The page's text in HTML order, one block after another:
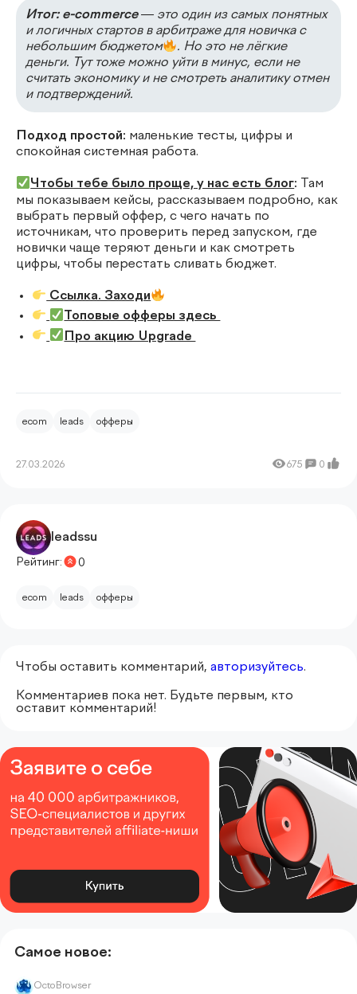
Итог: e-commerce— это один из самых понятных
и логичных стартов в арбитраже для новичка с
небольшим бюджетом
. Но это не лёгкие
деньги. Тут тоже можно уйти в минус, если не
считать экономику и не смотреть аналитику отмен
и подтверждений.
Подход простой: маленькие тесты, цифры и
спокойная системная работа.
Чтобы тебе было проще, у нас есть блог: Там
мы показываем кейсы, рассказываем подробно, как
выбрать первый оффер, с чего начать по
источникам, что проверить перед запуском, где
новички чаще теряют деньги и как смотреть
цифры, чтобы перестать сливать бюджет.
Ссылка. Заходи
Топовые офферы здесь
Про акцию Upgrade
ecom leads офферы
27.03.2026 675 0
leadssu
Рейтинг: 0
ecom leads офферы
Чтобы оставить комментарий, авторизуйтесь.
Комментариев пока нет. Будьте первым, кто
оставит комментарий!
Самое новое:
OctoBrowser